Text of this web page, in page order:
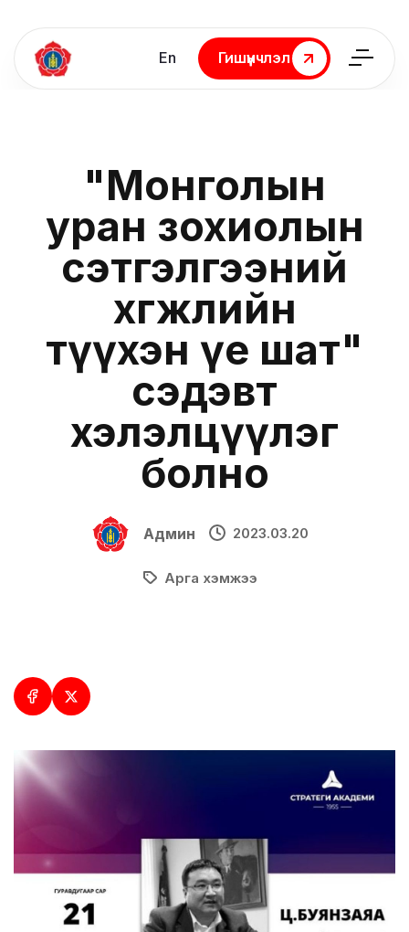
En
Гишүүнчлэл
Гишүүнчлэл
"Монголын
уран зохиолын
сэтгэлгээний
хөгжлийн
түүхэн үе шат"
сэдэвт
хэлэлцүүлэг
болно
Админ 2023.03.20
Арга хэмжээ